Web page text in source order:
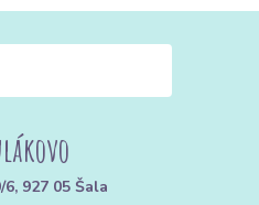
927 05 Šala